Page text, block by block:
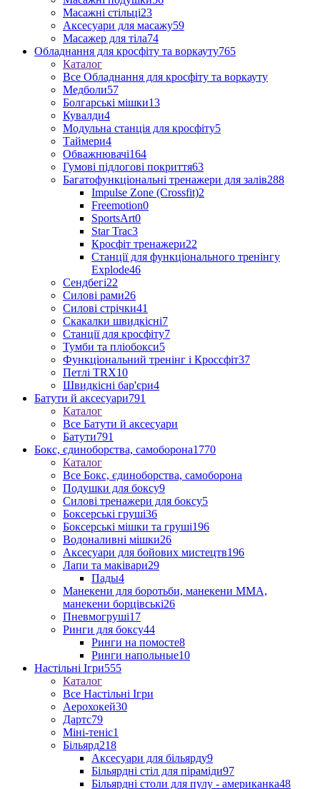
Масажні стільці23
Аксесуари для масажу59
Масажер для тіла74
Обладнання для кросфіту та воркауту765
Каталог
Все Обладнання для кросфіту та воркауту
Медболи57
Болгарські мішки13
Кувалди4
Модульна станція для кросфіту5
Таймери4
Обважнювачі164
Гумові підлогові покриття63
Багатофункціональні тренажери для залів288
Impulse Zone (Crossfit)2
Freemotion0
SportsArt0
Star Trac3
Кросфіт тренажери22
Станції для функціонального тренінгу
Explode46
Сендбегі22
Силові рами26
Силові стрічки41
Скакалки швидкісні7
Станції для кросфіту7
Тумби та пліобокси5
Функціональний тренінг і Кроссфіт37
Петлі TRX10
Швидкісні бар'єри4
Батути й аксесуари791
Каталог
Все Батути й аксесуари
Батути791
Бокс, єдиноборства, самоборона1770
Каталог
Все Бокс, єдиноборства, самоборона
Подушки для боксу9
Силові тренажери для боксу5
Боксерські груші36
Боксерські мішки та груші196
Водоналивні мішки26
Аксесуари для бойових мистецтв196
Лапи та маківари29
Пады4
Манекени для боротьби, манекени ММА,
манекени борцівські26
Пневмогруші17
Ринги для боксу44
Ринги на помосте8
Ринги напольные10
Настільні Ігри555
Каталог
Все Настільні Ігри
Аерохокей30
Дартс79
Міні-теніс1
Більярд218
Аксесуари для більярду9
Більярдні стіл для піраміди97
Більярдні столи для пулу - американка48